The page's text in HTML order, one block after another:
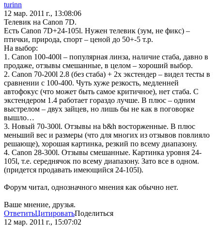
turinn
12 мар. 2011 г., 13:08:06
Телевик на Canon 7D.
Есть Canon 7D+24-105l. Нужен телевик (зум, не фикс) –
птички, природа, спорт – ценой до 50+-5 т.р.
На выбор:
1. Canon 100-400l – популярная линза, наличие стаба, давно в
продаже, отзывы смешанные, в целом – хороший выбор.
2. Canon 70-200l 2.8 (без стаба) + 2x экстендер – видел тесты в
сравнении с 100-400. Чуть хуже резкость, медленней
автофокус (что может быть самое критичное), нет стаба. С
экстендером 1.4 работает гораздо лучше. В плюс – одним
выстрелом – двух зайцев, но лишь бы не как в поговорке
вышло…
3. Новый 70-300l. Отзывы на b&h восторженные. В плюс
меньший вес и размеры (что для многих из отзывов повлияло
решающе), хорошая картинка, резкий по всему диапазону.
4. Canon 28-300l. Отзывы смешанные. Картинка уровня 24-
105l, т.е. середнячок по всему диапазону. Зато все в одном.
(придется продавать имеющийся 24-105l).
Форум читал, однозначного мнения как обычно нет.
Ваше мнение, друзья.
ОтветитьЦитироватьПоделиться
12 мар. 2011 г., 15:07:02